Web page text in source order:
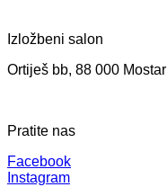
Izložbeni salon
Ortiješ bb, 88 000 Mostar
Pratite nas
Facebook
Instagram